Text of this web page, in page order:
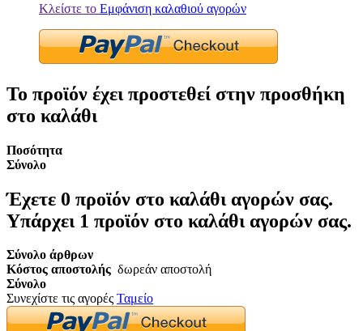
Κλείστε το Εμφάνιση καλαθιού αγορών
Το προϊόν έχει προστεθεί στην προσθήκη
στο καλάθι
Ποσότητα
Σύνολο
Έχετε 0 προϊόν στο καλάθι αγορών σας.
Υπάρχει 1 προϊόν στο καλάθι αγορών σας.
Σύνολο άρθρων
Κόστος αποστολής δωρεάν αποστολή
Σύνολο
Συνεχίστε τις αγορές Ταμείο